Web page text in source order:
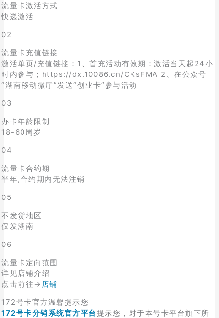
流量卡激活方式
快递激活
02
流量卡充值链接
激活单页/充值链接：1、首充活动有效期：激活当天起24小
时内参与；https://dx.10086.cn/CKsFMA 2、在公众号
“湖南移动微厅”发送“创业卡”参与活动
03
办卡年龄限制
18-60周岁
04
流量卡合约期
半年,合约期内无法注销
05
不发货地区
仅发湖南
06
流量卡定向范围
详见店铺介绍
点击前往→ 店铺
172号卡官方温馨提示您
172号卡分销系统官方平台提示您，对于本号卡平台旗下所